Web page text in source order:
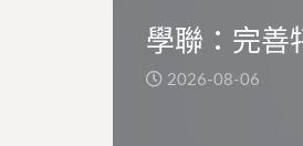
學聯：完善
2026-08-06